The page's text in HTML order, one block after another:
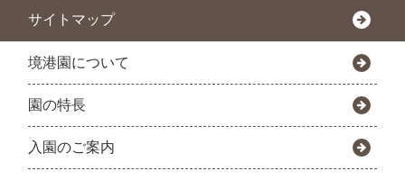
サイトマップ
境港園について
園の特長
入園のご案内